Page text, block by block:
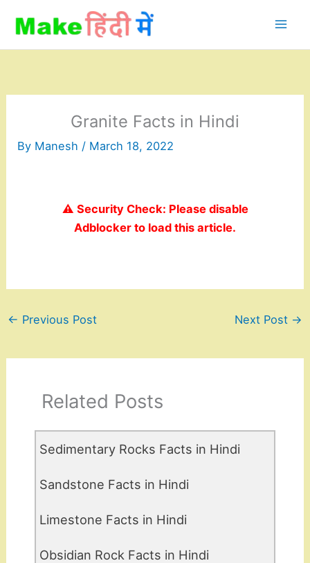
content
Granite Facts in Hindi
By Manesh / March 18, 2022
⚠️ Security Check: Please disable
Adblocker to load this article.
← Previous Post Next Post →
Related Posts
Sedimentary Rocks Facts in Hindi
Sandstone Facts in Hindi
Limestone Facts in Hindi
Obsidian Rock Facts in Hindi